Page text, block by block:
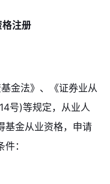
注册
金法》、《证券业从
号)等规定，从业人
基金从业资格，申请
：